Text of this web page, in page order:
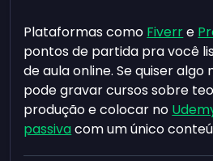
Plataformas como Fiverre
pontos de partida pra você
de aula online. Se quiser algo
pode gravar cursos sobre
produção e colocar no
passivacom um único